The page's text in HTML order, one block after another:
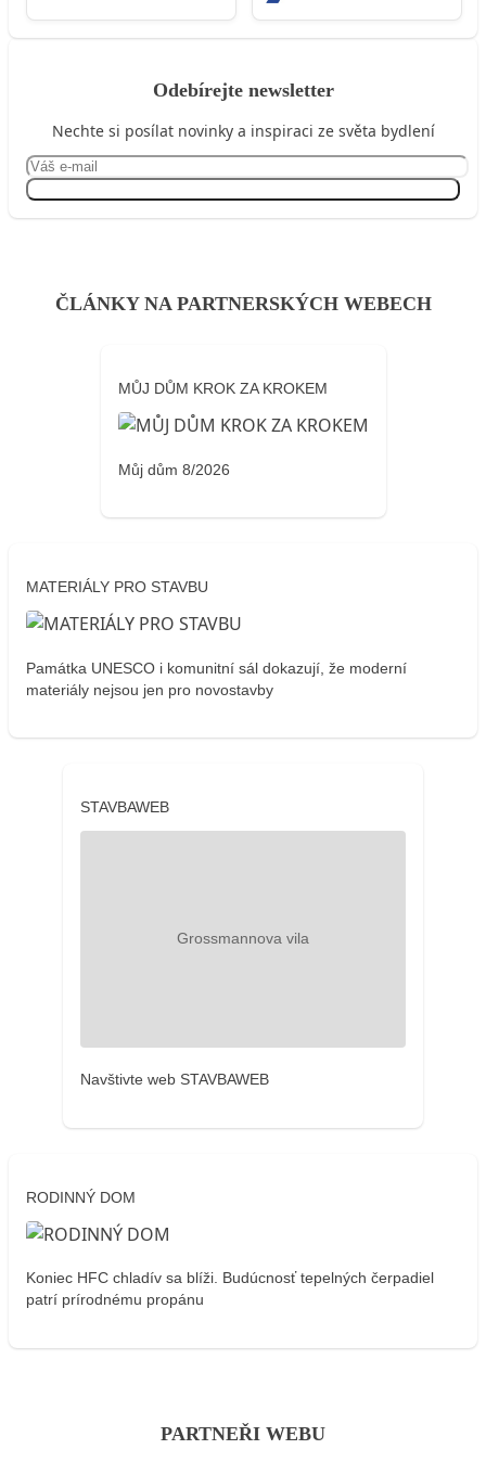
Odebírejte newsletter
Nechte si posílat novinky a inspiraci ze světa bydlení
ČLÁNKY NA PARTNERSKÝCH WEBECH
MŮJ DŮM KROK ZA KROKEM
Můj dům 8/2026
MATERIÁLY PRO STAVBU
Památka UNESCO i komunitní sál dokazují, že moderní
materiály nejsou jen pro novostavby
STAVBAWEB
Navštivte web STAVBAWEB
RODINNÝ DOM
Koniec HFC chladív sa blíži. Budúcnosť tepelných čerpadiel
patrí prírodnému propánu
PARTNEŘI WEBU